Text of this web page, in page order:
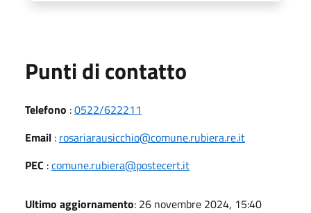
Punti di contatto
Telefono :0522/622211
Email : rosariarausicchio@comune.rubiera.re.it
PEC :comune.rubiera@postecert.it
Ultimo aggiornamento: 26 novembre 2024, 15:40